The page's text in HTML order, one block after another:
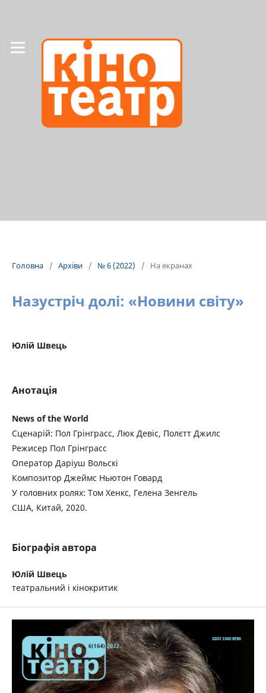
Головна / Архіви / № 6 (2022) / На екранах
Назустріч долі: «Новини світу»
Юлій Швець
Анотація
News of the World
Сценарій: Пол Грінграсс, Люк Девіс, Полєтт Джилс
Режисер Пол Грінграсс
Оператор Даріуш Вольскі
Композитор Джеймс Ньютон Говард
У головних ролях: Том Хенкс, Гелена Зенгель
США, Китай, 2020.
Біографія автора
Юлій Швець
театральний і кінокритик